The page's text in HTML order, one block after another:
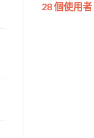
28 個使用者